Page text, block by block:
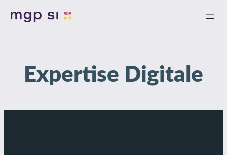
Aller
Expertise Digitale